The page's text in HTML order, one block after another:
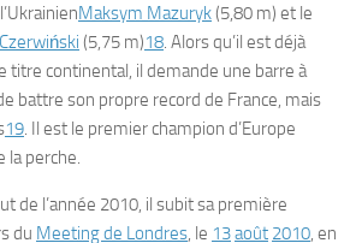
Maksym Mazuryk(5,80 m) et le
(5,75 m)18. Alors qu’il est déjà
titre continental, il demande une barre à
battre son propre record de France, mais
19. Il est le premier champion d’Europe
la perche.
de l’année 2010, il subit sa première
du Meeting de Londres, le 13août 2010, en